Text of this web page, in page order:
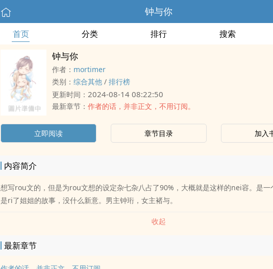
钟与你
首页 分类 排行 搜索
钟与你
作者： mortimer
类别： 综合其他 / 排行榜
更新时间： 2024-08-14 08:22:50
最新章节： 作者的话，并非正文，不用订阅。
立即阅读 章节目录 加入
内容简介
想写rou文的，但是为rou文想的设定杂七杂八占了90%，大概就是这样的nei容。是一
是ri了姐姐的故事，没什么新意。男主钟珩，女主褚与。
收起
最新章节